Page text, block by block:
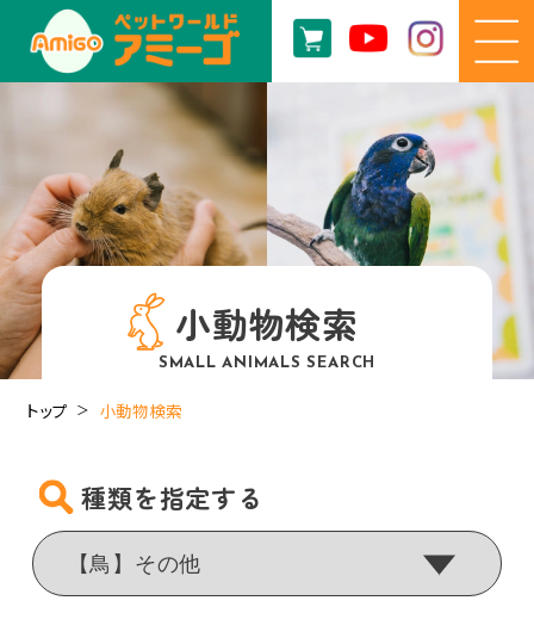
小動物検索
SMALL ANIMALS SEARCH
トップ 小動物検索
種類を指定する